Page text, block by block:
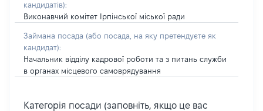
кандидатів):
Виконавчий комітет Ірпінської міської ради
Займана посада (або посада, на яку претендуєте як
кандидат):
Начальник відділу кадрової роботи та з питань служби
в органах місцевого самоврядування
Категорія посади (заповніть, якщо це вас